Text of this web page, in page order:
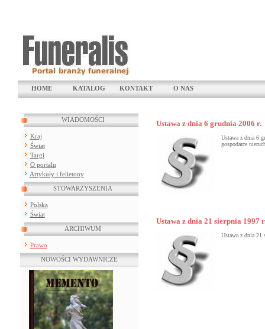
HOME KATALOG KONTAKT O NAS
WIADOMOŚCI
Kraj
Świat
Targi
O portalu
Artykuły i felietony
STOWARZYSZENIA
Polska
Świat
ARCHIWUM
Prawo
NOWOŚCI WYDAWNICZE
Ustawa z dnia 6 grudnia 2006 r.
Ustawa z dnia 6
gospodarce
Ustawa z dnia 21 sierpnia 1997
Ustawa z dnia 21